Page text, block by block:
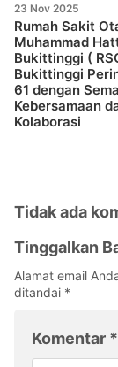
23 Nov 2025
Rumah Sakit
Muhammad
Bukittinggi (
Bukittinggi
61 dengan
Kebersamaan
Kolaborasi
Tidak ada
Tinggalkan
Alamat email
ditandai *
Komentar *